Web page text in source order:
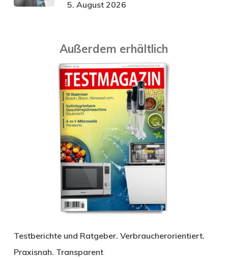
5. August 2026
Außerdem erhältlich
Testberichte und Ratgeber. Verbraucherorientiert.
Praxisnah. Transparent